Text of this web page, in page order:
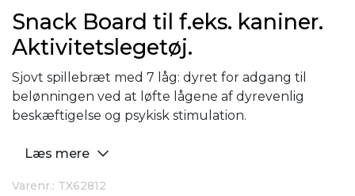
Snack Board til f.eks. kaniner.
Aktivitetslegetøj.
Sjovt spillebræt med 7 låg: dyret for adgang til
belønningen ved at løfte lågene af dyrevenlig
beskæftigelse og psykisk stimulation.
Læs mere
Varenr.: TX62812